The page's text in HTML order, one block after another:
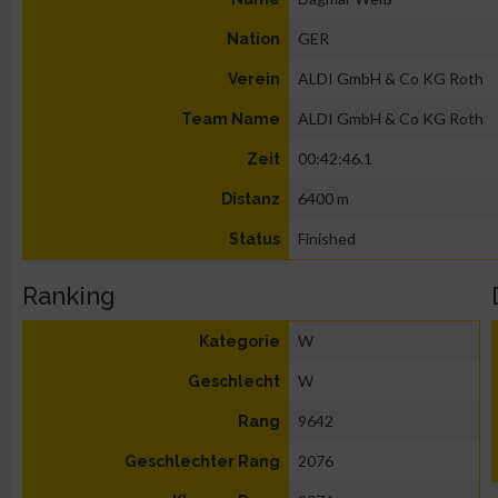
Nation GER
Verein ALDI GmbH & Co KG Roth
Team Name ALDI GmbH & Co KG Roth
Zeit 00:42:46.1
Distanz 6400 m
Status Finished
Ranking
Kategorie W
Geschlecht W
Rang 9642
Geschlechter Rang 2076